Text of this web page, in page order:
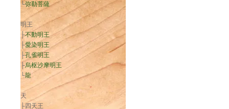
└弥勒菩薩
明王
├不動明王
├愛染明王
├孔雀明王
├烏枢沙摩明王
└龍
天
├四天王